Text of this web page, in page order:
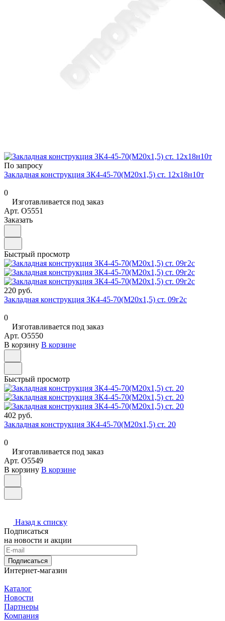
По запросу
Закладная конструкция ЗК4-45-70(М20х1,5) ст. 12х18н10т
0
Изготавливается под заказ
Арт. O5551
Заказать
Быстрый просмотр
220 руб.
Закладная конструкция ЗК4-45-70(М20х1,5) ст. 09г2с
0
Изготавливается под заказ
Арт. O5550
В корзину В корзине
Быстрый просмотр
402 руб.
Закладная конструкция ЗК4-45-70(М20х1,5) ст. 20
0
Изготавливается под заказ
Арт. O5549
В корзину В корзине
Назад к списку
Подписаться
на новости и акции
Подписаться
Интернет-магазин
Каталог
Новости
Партнеры
Компания